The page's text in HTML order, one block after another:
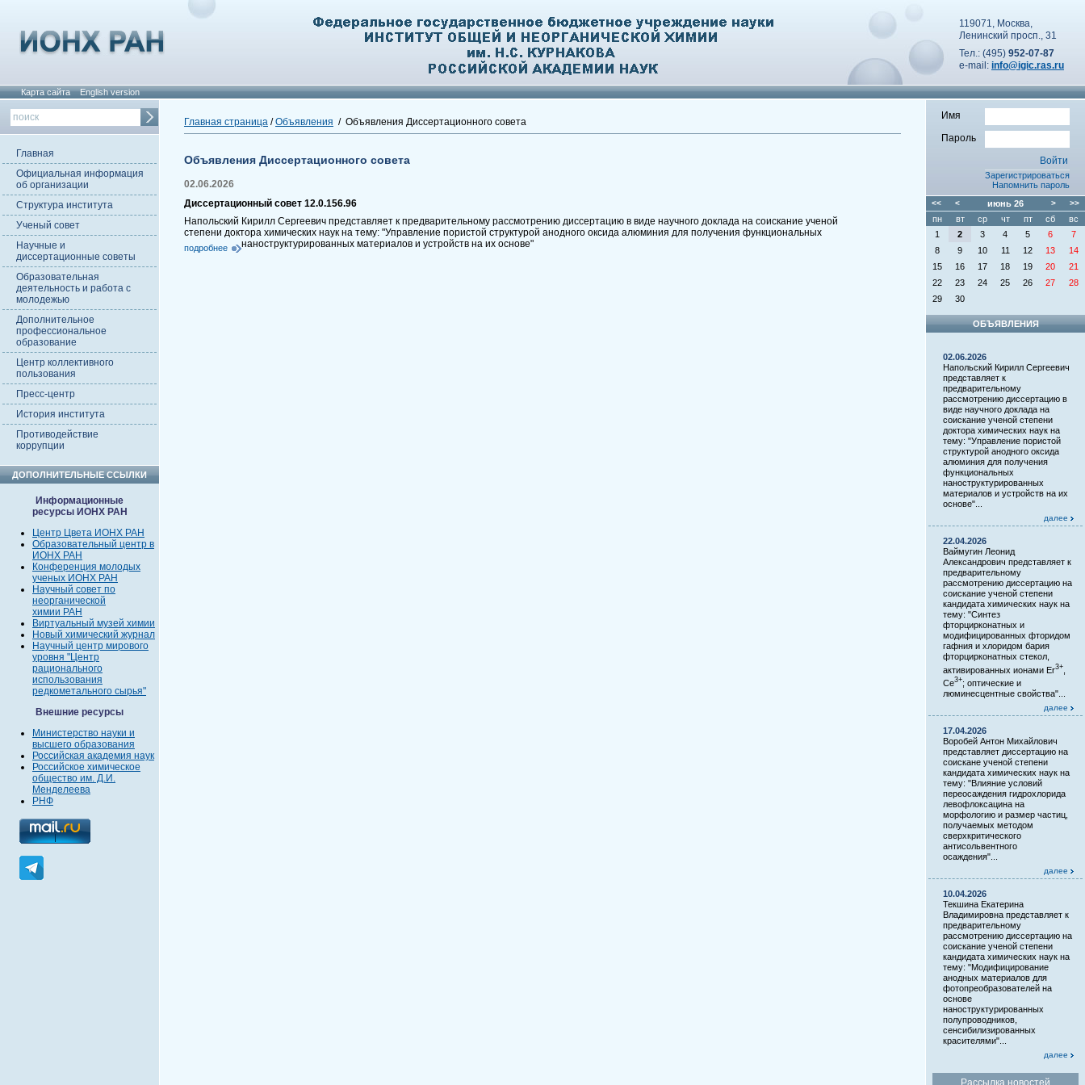
119071, Москва,
Ленинский просп., 31
Тел.: (495) 952-07-87
e-mail: info@igic.ras.ru
Карта сайта English version
Главная
Официальная информация
об организации
Структура института
Ученый совет
Научные и
диссертационные советы
Образовательная
деятельность и работа с
молодежью
Дополнительное
профессиональное
образование
Центр коллективного
пользования
Пресс-центр
История института
Противодействие
коррупции
ДОПОЛНИТЕЛЬНЫЕ ССЫЛКИ
Информационные
ресурсы ИОНХ РАН
Центр Цвета ИОНХ РАН
Образовательный центр в
ИОНХ РАН
Конференция молодых
ученых ИОНХ РАН
Научный совет по
неорганической
химии РАН
Виртуальный музей химии
Новый химический журнал
Научный центр мирового
уровня "Центр
рационального
использования
редкометального сырья"
Внешние ресурсы
Министерство науки и
высшего образования
Российская академия наук
Российское химическое
общество им. Д.И.
Менделеева
РНФ
Главная страница /Объявления / Объявления Диссертационного совета
Объявления Диссертационного совета
02.06.2026
Диссертационный совет 12.0.156.96
Напольский Кирилл Сергеевич представляет к предварительному рассмотрению диссертацию в виде научного доклада на соискание ученой
степени доктора химических наук на тему: "Управление пористой структурой анодного оксида алюминия для получения функциональных
наноструктурированных материалов и устройств на их основе"
подробнее
Имя
Пароль
Зарегистрироваться
Напомнить пароль
<< < июнь 26 > >>
пн вт ср чт пт сб
вс
1
2 3 4 5 6
7
8
9 10 11 12 13
14
15
16 17 18 19 20
21
22
23 24 25 26 27
28
29
30
ОБЪЯВЛЕНИЯ
02.06.2026
Напольский Кирилл Сергеевич
представляет к
предварительному
рассмотрению диссертацию в
виде научного доклада на
соискание ученой степени
доктора химических наук на
тему: "Управление пористой
структурой анодного оксида
алюминия для получения
функциональных
наноструктурированных
материалов и устройств на их
основе"...
далее
22.04.2026
Ваймугин Леонид
Александрович представляет к
предварительному
рассмотрению диссертацию на
соискание ученой степени
кандидата химических наук на
тему: "Синтез
фторцирконатных и
модифицированных фторидом
гафния и хлоридом бария
фторцирконатных стекол,
активированных ионами Er3+
Ce3+; оптические и
люминесцентные свойства"...
далее
17.04.2026
Воробей Антон Михайлович
представляет диссертацию на
соискане ученой степени
кандидата химических наук на
тему: "Влияние условий
переосаждения гидрохлорида
левофлоксацина на
морфологию и размер частиц,
получаемых методом
сверхкритического
антисольвентного
осаждения"...
далее
10.04.2026
Текшина Екатерина
Владимировна представляет к
предварительному
рассмотрению диссертацию на
соискание ученой степени
кандидата химических наук на
тему: "Модифицирование
анодных материалов для
фотопреобразователей на
основе
наноструктурированных
полупроводников,
сенсибилизированных
красителями"...
далее